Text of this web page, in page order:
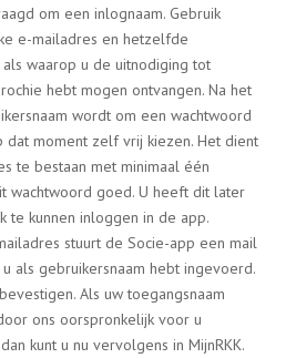
om een inlognaam. Gebruik
e-mailadres en hetzelfde
waarop u de uitnodiging tot
hebt mogen ontvangen. Na het
wordt om een wachtwoord
dat moment zelf vrij kiezen. Het dient
te bestaan met minimaal één
wachtwoord goed. U heeft dit later
te kunnen inloggen in de app.
stuurt de Socie-app een mail
als gebruikersnaam hebt ingevoerd.
Als uw toegangsnaam
ons oorspronkelijk voor u
kunt u nu vervolgens in MijnRKK.